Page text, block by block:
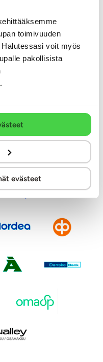
toimivuuden
voit myös
pakollisista
.
evästeet
somessa